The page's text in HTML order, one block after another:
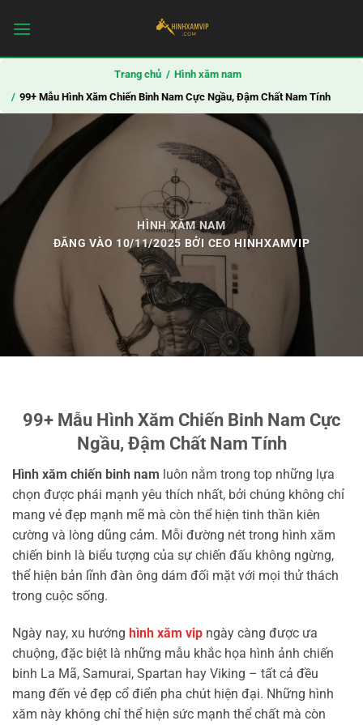
qua
Trang chủ
Hình xăm nam
99+ Mẫu Hình Xăm Chiến Binh Nam Cực Ngầu, Đậm Chất Nam Tính
HÌNH XĂM NAM
ĐĂNG VÀO 10/11/2025 BỞI CEO HINHXAMVIP
99+ Mẫu Hình Xăm Chiến Binh Nam Cực
Ngầu, Đậm Chất Nam Tính
Hình xăm chiến binh nam luôn nằm trong top những lựa
chọn được phái mạnh yêu thích nhất, bởi chúng không chỉ
mang vẻ đẹp mạnh mẽ mà còn thể hiện tinh thần kiên
cường và lòng dũng cảm. Mỗi đường nét trong hình xăm
chiến binh là biểu tượng của sự chiến đấu không ngừng,
thể hiện bản lĩnh đàn ông dám đối mặt với mọi thử thách
trong cuộc sống.
Ngày nay, xu hướng hình xăm vip ngày càng được ưa
chuộng, đặc biệt là những mẫu khắc họa hình ảnh chiến
binh La Mã, Samurai, Spartan hay Viking – tất cả đều
mang đến vẻ đẹp cổ điển pha chút hiện đại. Những hình
xăm này không chỉ thể hiện sức mạnh thể chất mà còn